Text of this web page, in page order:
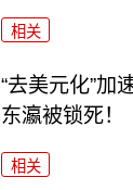
相关
“去美元化”加
东瀛被锁死！
相关